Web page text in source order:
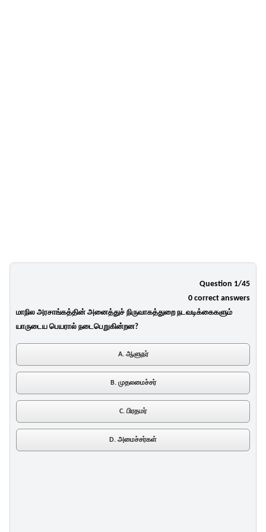
Question 1/45
0 correct answers
மாநில அரசாங்கத்தின் அனைத்துச் நிருவாகத்துறை நடவடிக்கைகளும்
யாருடைய பெயரால் நடைபெறுகின்றன?
A. ஆளுநர்
B. முதலமைச்சர்
C. பிரதமர்
D. அமைச்சர்கள்